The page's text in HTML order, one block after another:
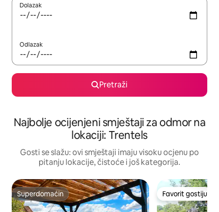
Dolazak
Odlazak
Pretraži
Najbolje ocijenjeni smještaji za odmor na
lokaciji: Trentels
Gosti se slažu: ovi smještaji imaju visoku ocjenu po
pitanju lokacije, čistoće i još kategorija.
Superdomaćin
Superdomaćin Favorit gostiju
Favorit gostiju